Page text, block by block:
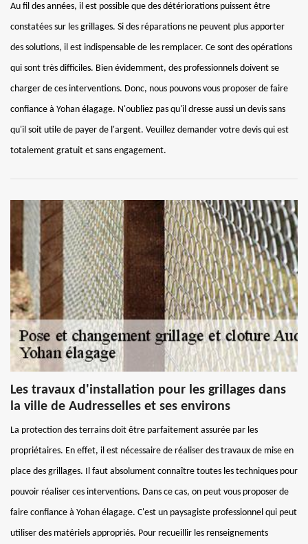
Au fil des années, il est possible que des détériorations puissent être
constatées sur les grillages. Si des réparations ne peuvent plus apporter
des solutions, il est indispensable de les remplacer. Ce sont des opérations
qui sont très difficiles. Bien évidemment, des professionnels doivent se
charger de ces interventions. Donc, nous pouvons vous proposer de faire
confiance à Yohan élagage. N'oubliez pas qu'il dresse aussi un devis sans
qu'il soit utile de payer de l'argent. Veuillez demander votre devis qui est
totalement gratuit et sans engagement.
Les travaux d'installation pour les grillages dans
la ville de Audresselles et ses environs
La protection des terrains doit être parfaitement assurée par les
propriétaires. En effet, il est nécessaire de réaliser des travaux de mise en
place des grillages. Il faut absolument connaître toutes les techniques pour
pouvoir réaliser ces interventions. Dans ce cas, on peut vous proposer de
faire confiance à Yohan élagage. C'est un paysagiste professionnel qui peut
utiliser des matériels appropriés. Pour recueillir les renseignements